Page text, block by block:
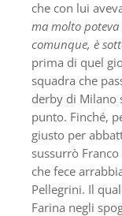
che con lui
ma molto
comunque, è
prima di quel
squadra che
derby di Milano
punto. Finché,
giusto per
sussurrò
che fece
Pellegrini. Il
Farina negli